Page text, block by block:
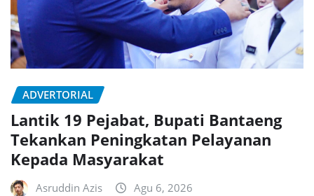
ADVERTORIAL
Lantik 19 Pejabat, Bupati Bantaeng
Tekankan Peningkatan Pelayanan
Kepada Masyarakat
Asruddin Azis Agu 6, 2026